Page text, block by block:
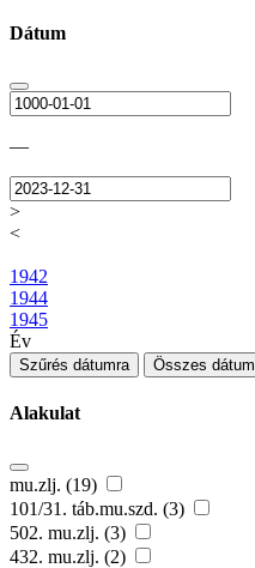
Dátum
—
>
<
1942
1944
1945
Év
Szűrés dátumra Összes dátum
Alakulat
mu.zlj. (19)
101/31. táb.mu.szd. (3)
502. mu.zlj. (3)
432. mu.zlj. (2)